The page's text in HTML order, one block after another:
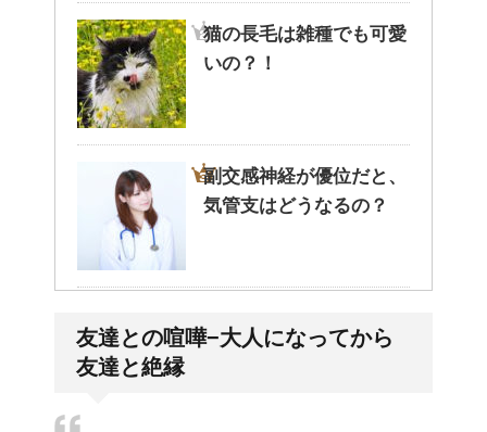
猫の長毛は雑種でも可愛
いの？！
副交感神経が優位だと、
気管支はどうなるの？
や予兆の3パターン
友達との喧嘩−大人になってから
友達と絶縁